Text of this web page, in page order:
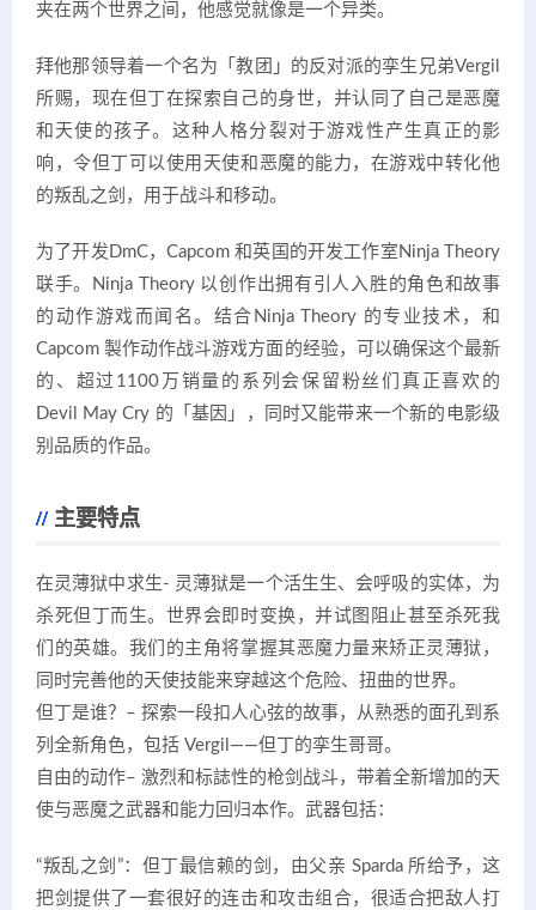
夹在两个世界之间，他感觉就像是一个异类。
拜他那领导着一个名为「教团」的反对派的孪生兄弟Vergil
所赐，现在但丁在探索自己的身世，并认同了自己是恶魔
和天使的孩子。这种人格分裂对于游戏性产生真正的影
响，令但丁可以使用天使和恶魔的能力，在游戏中转化他
的叛乱之剑，用于战斗和移动。
为了开发DmC，Capcom 和英国的开发工作室Ninja Theory
联手。Ninja Theory 以创作出拥有引人入胜的角色和故事
的动作游戏而闻名。结合Ninja Theory 的专业技术，和
Capcom 製作动作战斗游戏方面的经验，可以确保这个最新
的、超过1100万销量的系列会保留粉丝们真正喜欢的
Devil May Cry 的「基因」，同时又能带来一个新的电影级
别品质的作品。
主要特点
在灵薄狱中求生- 灵薄狱是一个活生生、会呼吸的实体，为
杀死但丁而生。世界会即时变换，并试图阻止甚至杀死我
们的英雄。我们的主角将掌握其恶魔力量来矫正灵薄狱，
同时完善他的天使技能来穿越这个危险、扭曲的世界。
但丁是谁？– 探索一段扣人心弦的故事，从熟悉的面孔到系
列全新角色，包括 Vergil——但丁的孪生哥哥。
自由的动作– 激烈和标誌性的枪剑战斗，带着全新增加的天
使与恶魔之武器和能力回归本作。武器包括：
“叛乱之剑”：但丁最信赖的剑，由父亲 Sparda 所给予，这
把剑提供了一套很好的连击和攻击组合，很适合把敌人打